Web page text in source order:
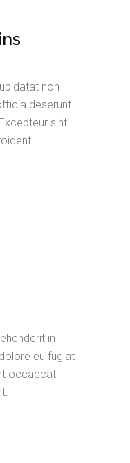
non
deserunt
sint
in
eu fugiat
occaecat